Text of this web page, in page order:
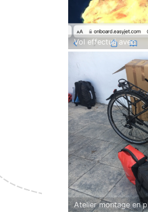
Vol effectué avec
EasyJet ✈️
Atelier montage en